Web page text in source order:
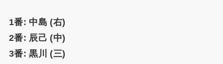
1番: 中島 (右)
2番: 辰己 (中)
3番: 黒川 (三)